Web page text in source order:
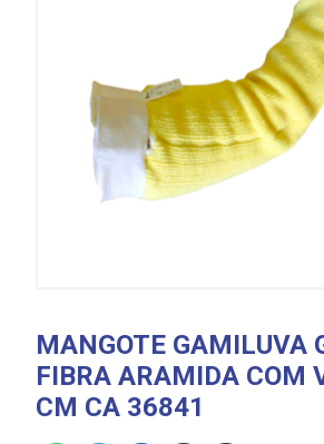
MANGOTE GAMILUVA
FIBRA ARAMIDA COM
CM CA 36841